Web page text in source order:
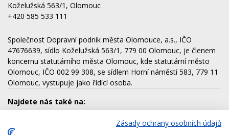
Koželužská 563/1, Olomouc
+420 585 533 111
Společnost Dopravní podnik města Olomouce, a.s., IČO
47676639, sídlo Koželužská 563/1, 779 00 Olomouc, je členem
koncernu statutárního města Olomouc, kde statutární město
Olomouc, IČO 002 99 308, se sídlem Horní náměstí 583, 779 11
Olomouc, vystupuje jako řídící osoba.
Najdete nás také na:
Zásady ochrany osobních údajů